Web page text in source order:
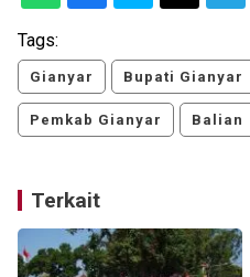
Tags:
Gianyar Bupati Gianyar
Pemkab Gianyar Balian
Terkait